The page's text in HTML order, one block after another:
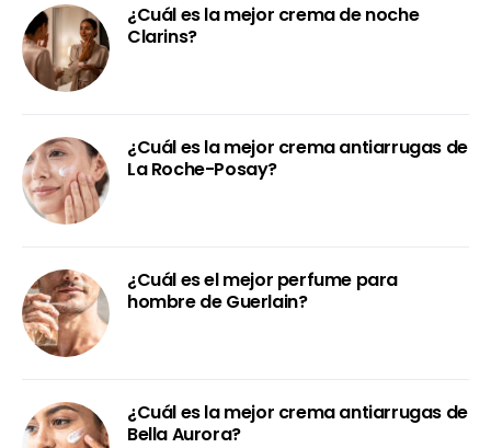
¿Cuál es la mejor crema de noche
Clarins?
¿Cuál es la mejor crema antiarrugas de
La Roche-Posay?
¿Cuál es el mejor perfume para
hombre de Guerlain?
¿Cuál es la mejor crema antiarrugas de
Bella Aurora?